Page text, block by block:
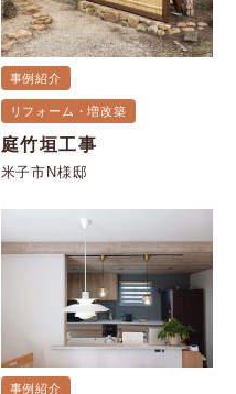
事例紹介
リフォーム・増改築
庭竹垣工事
米子市N様邸
事例紹介